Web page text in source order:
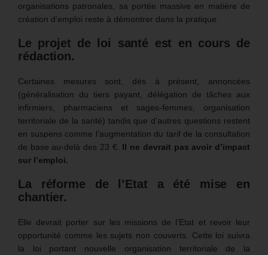
organisations patronales, sa portée massive en matière de
création d’emploi reste à démontrer dans la pratique.
Le projet de loi santé est en cours de
rédaction.
Certaines mesures sont, dès à présent, annoncées
(généralisation du tiers payant, délégation de tâches aux
infirmiers, pharmaciens et sages-femmes, organisation
territoriale de la santé) tandis que d’autres questions restent
en suspens comme l’augmentation du tarif de la consultation
de base au-delà des 23 €. Il ne devrait pas avoir d’impact
sur l’emploi.
La réforme de l’Etat a été mise en
chantier.
Elle devrait porter sur les missions de l’Etat et revoir leur
opportunité comme les sujets non couverts. Cette loi suivra
la loi portant nouvelle organisation territoriale de la